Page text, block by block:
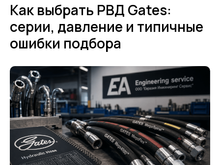
Как выбрать РВД Gates:
серии, давление и типичные
ошибки подбора